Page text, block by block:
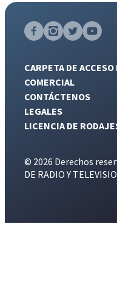
CARPETA DE
COMERCIAL
CONTÁCTENOS
LEGALES
LICENCIA DE
© 2026 Derechos
DE RADIO Y